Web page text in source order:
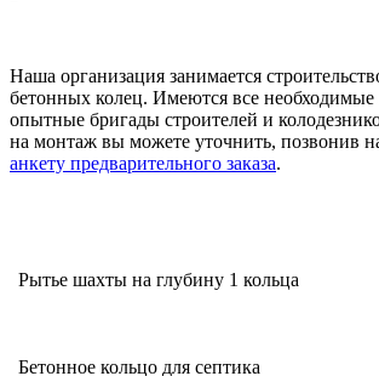
Наша организация занимается
бетонных колец. Имеются все
опытные бригады строителей и
на монтаж вы можете уточнить, позвонив
анкету предварительного заказа.
Рытье шахты на глубину 1 кольца
Бетонное кольцо для септика